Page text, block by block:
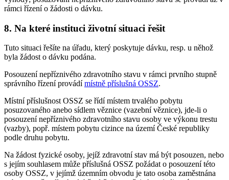
rámci řízení o žádosti o dávku.
8. Na které instituci životní situaci řešit
Tuto situaci řešíte na úřadu, který poskytuje dávku, resp. u něhož
byla žádost o dávku podána.
Posouzení nepříznivého zdravotního stavu v rámci prvního stupně
správního řízení provádímístně příslušná OSSZ.
Místní příslušnost OSSZ se řídí místem trvalého pobytu
posuzovaného anebo sídlem věznice (vazební věznice), jde-li o
posouzení nepříznivého zdravotního stavu osoby ve výkonu trestu
(vazby), popř. místem pobytu cizince na území České republiky
podle druhu pobytu.
Na žádost fyzické osoby, jejíž zdravotní stav má být posouzen, nebo
s jejím souhlasem může příslušná OSSZ požádat o posouzení této
osoby OSSZ, v jejímž územním obvodu je tato osoba zaměstnána